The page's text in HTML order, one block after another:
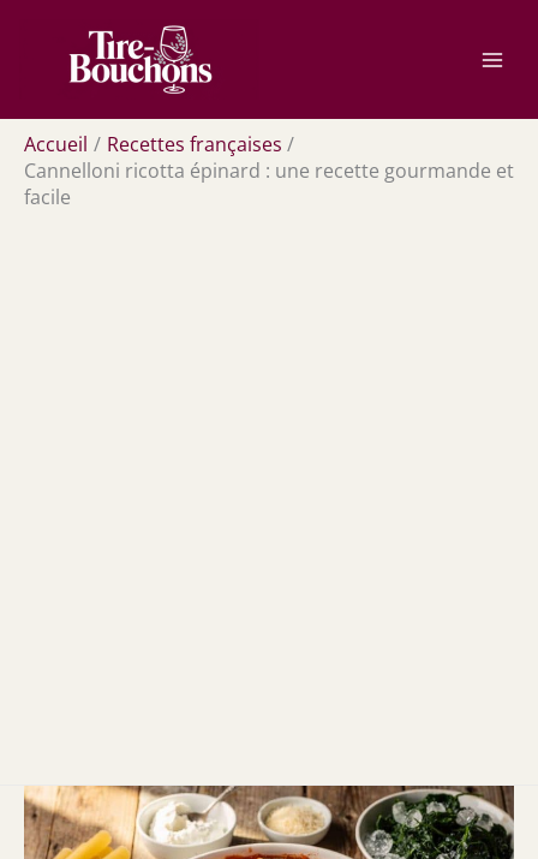
contenu
Accueil
Recettes françaises
Cannelloni ricotta épinard : une recette gourmande et
facile